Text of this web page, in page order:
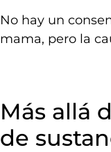
No hay un
mama, pero la
Más allá
de